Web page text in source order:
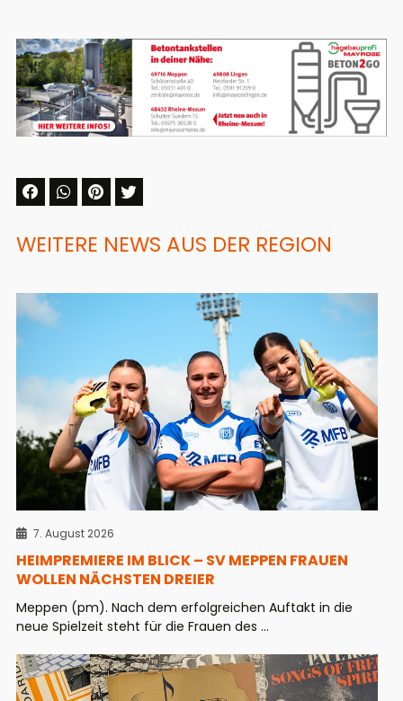
WEITERE NEWS AUS DER REGION
7. August 2026
HEIMPREMIERE IM BLICK – SV MEPPEN FRAUEN
WOLLEN NÄCHSTEN DREIER
Meppen (pm). Nach dem erfolgreichen Auftakt in die
neue Spielzeit steht für die Frauen des ...